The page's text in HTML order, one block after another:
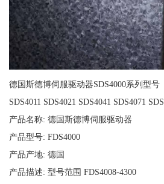
德国斯德博伺服驱动器SDS4000系列型号
SDS4011 SDS4021 SDS4041 SDS4071
产品名称: 德国斯德博伺服驱动器
产品型号: FDS4000
产品产地: 德国
产品描述: 型号范围 FDS4008-4300